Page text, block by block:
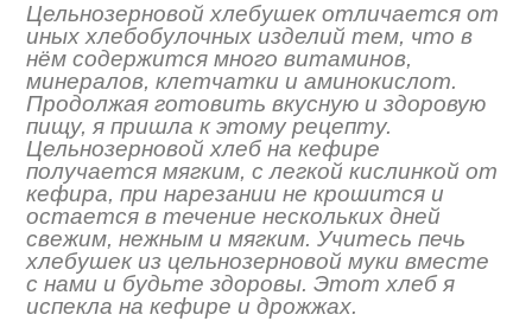
Цельнозерновой хлебушек отличается от
иных хлебобулочных изделий тем, что в
нём содержится много витаминов,
минералов, клетчатки и аминокислот.
Продолжая готовить вкусную и здоровую
пищу, я пришла к этому рецепту.
Цельнозерновой хлеб на кефире
получается мягким, с легкой кислинкой от
кефира, при нарезании не крошится и
остается в течение нескольких дней
свежим, нежным и мягким. Учитесь печь
хлебушек из цельнозерновой муки вместе
с нами и будьте здоровы. Этот хлеб я
испекла на кефире и дрожжах.